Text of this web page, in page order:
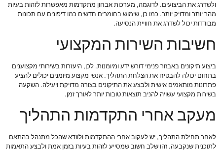
ולשדרג את הביצועים. לדוגמה, מערכות אבחון מתקדמות מאפשרות לזהות בעיות
מהר יותר ומדויק יותר. כמו כן, שימוש בחומרים חדשים כמו דיפונים עם תכונות
מבודדות יכול לשדרג את חוויית הנסיעה.
חשיבות השירות המקצועי
ביצוע תיקונים באבזור פנימי דורש ידע ומיומנות. לכן, היעזרות בשירותי מקצוענים
בתחום יכולה להבטיח את הצלחת התהליך. אנשי מקצוע מיומנים יכולים להציע
פתרונות מותאמים אישית ולבצע את התיקונים בצורה מדויקת ויעילה. השקעה
בשירות מקצועי עשויה להניב תוצאות טובות יותר לאורך זמן.
מעקב אחרי התקדמות התהליך
לאחר תחילת התהליך, יש לעקוב אחרי ההתקדמות ולוודא שהכל מתנהל בהתאם
לתוכנית שנקבעה. זהו שלב חשוב שמסייע לזהות בעיות בזמן אמת ולבצע התאמות